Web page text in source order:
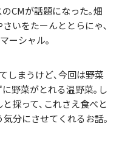
CMが話題になった｡畑
いをたーんととらにゃ､
ーシャル｡
しまうけど､今回は野菜
野菜がとれる温野菜｡し
採って､これさえ食べと
分にさせてくれるお話｡